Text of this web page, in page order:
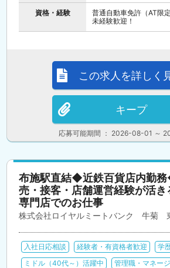
資格・経験
普通自動車免許（AT限
未経験歓迎！
応募可能期間 ： 2026-08-01 ～
この求人を詳しく
キープ
布施駅直結◆近鉄百貨店内勤
売・接客・店舗運営経験が活
専門店でのお仕事
株式会社ロイヤルミートバンク 牛菊
入社日応相談 経験者・有資格者歓迎 学
ミドル（40代～）活躍中
管理職・マネー